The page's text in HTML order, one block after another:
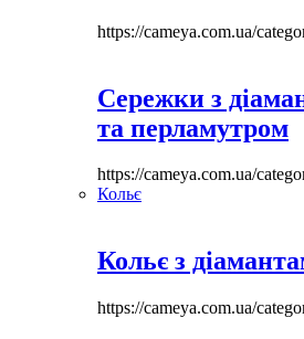
https://cameya.com.ua/
Сережки з
та перламутром
https://cameya.com.ua/
Кольє
Кольє з
https://cameya.com.ua/